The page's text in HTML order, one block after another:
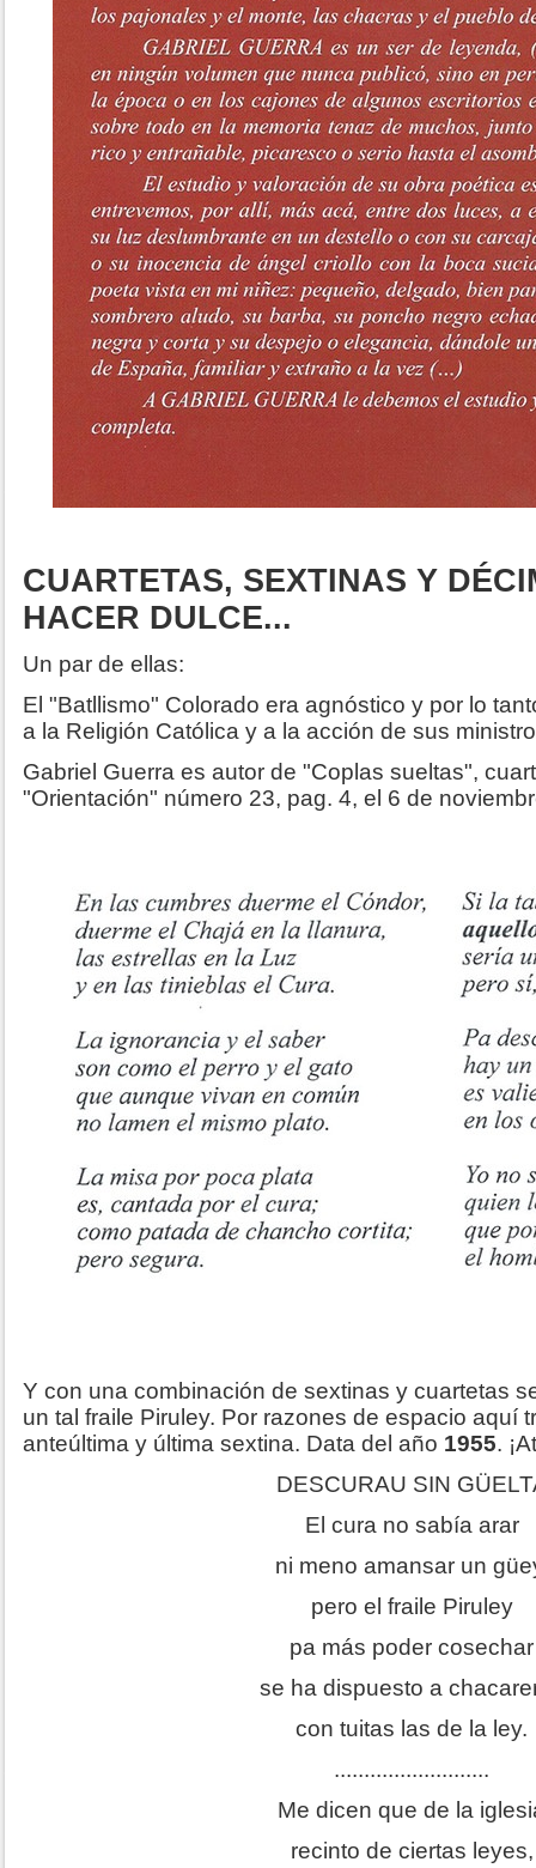
CUARTETAS, SEXTINAS Y
HACER DULCE...
Un par de ellas:
El "Batllismo" Colorado era agnóstico y por lo
a la Religión Católica y a la acción de sus
Gabriel Guerra es autor de "Coplas sueltas",
"Orientación" número 23, pag. 4, el 6 de
Y con una combinación de sextinas y cuartetas
un tal fraile Piruley. Por razones de espacio aquí
anteúltima y última sextina. Data del año 1955.
DESCURAU SIN
El cura no sabía arar
ni meno amansar un
pero el fraile Piruley
pa más poder cosechar
se ha dispuesto a
con tuitas las de la ley.
..........................
Me dicen que de la
recinto de ciertas leyes,